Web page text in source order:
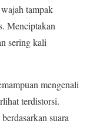
tampak
Menciptakan
sering kali
mengenali
terdistorsi.
suara